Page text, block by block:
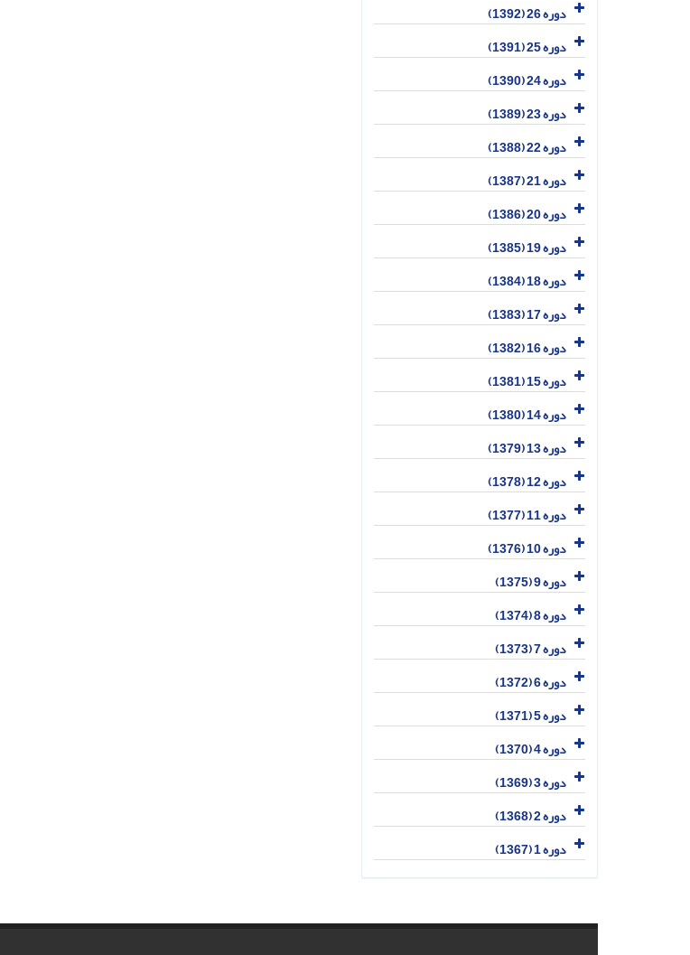
دوره 26 (1392)
دوره 25 (1391)
دوره 24 (1390)
دوره 23 (1389)
دوره 22 (1388)
دوره 21 (1387)
دوره 20 (1386)
دوره 19 (1385)
دوره 18 (1384)
دوره 17 (1383)
دوره 16 (1382)
دوره 15 (1381)
دوره 14 (1380)
دوره 13 (1379)
دوره 12 (1378)
دوره 11 (1377)
دوره 10 (1376)
دوره 9 (1375)
دوره 8 (1374)
دوره 7 (1373)
دوره 6 (1372)
دوره 5 (1371)
دوره 4 (1370)
دوره 3 (1369)
دوره 2 (1368)
دوره 1 (1367)